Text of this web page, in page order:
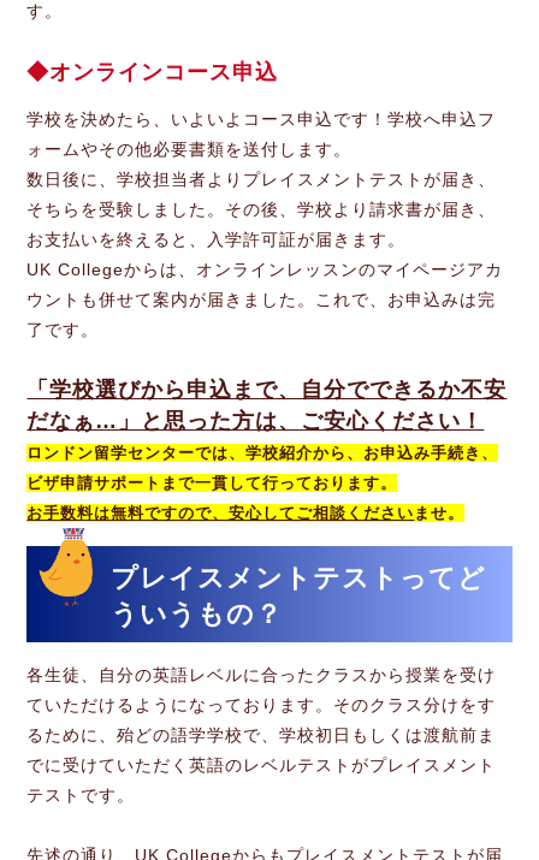
す。
オンラインコース申込
学校を決めたら、いよいよコース申込です！学校へ申込フ
ォームやその他必要書類を送付します。
数日後に、学校担当者よりプレイスメントテストが届き、
そちらを受験しました。その後、学校より請求書が届き、
お支払いを終えると、入学許可証が届きます。
UK Collegeからは、オンラインレッスンのマイページアカ
ウントも併せて案内が届きました。これで、お申込みは完
了です。
「学校選びから申込まで、自分でできるか不安
だなぁ…」と思った方は、ご安心ください！
ロンドン留学センターでは、学校紹介から、お申込み手続き、
ビザ申請サポートまで一貫して行っております。
お手数料は無料ですので、安心してご相談ください ませ。
プレイスメントテストってど
ういうもの？
各生徒、自分の英語レベルに合ったクラスから授業を受け
ていただけるようになっております。そのクラス分けをす
るために、殆どの語学学校で、学校初日もしくは渡航前ま
でに受けていただく英語のレベルテストがプレイスメント
テストです。
先述の通り、UK Collegeからもプレイスメントテストが届